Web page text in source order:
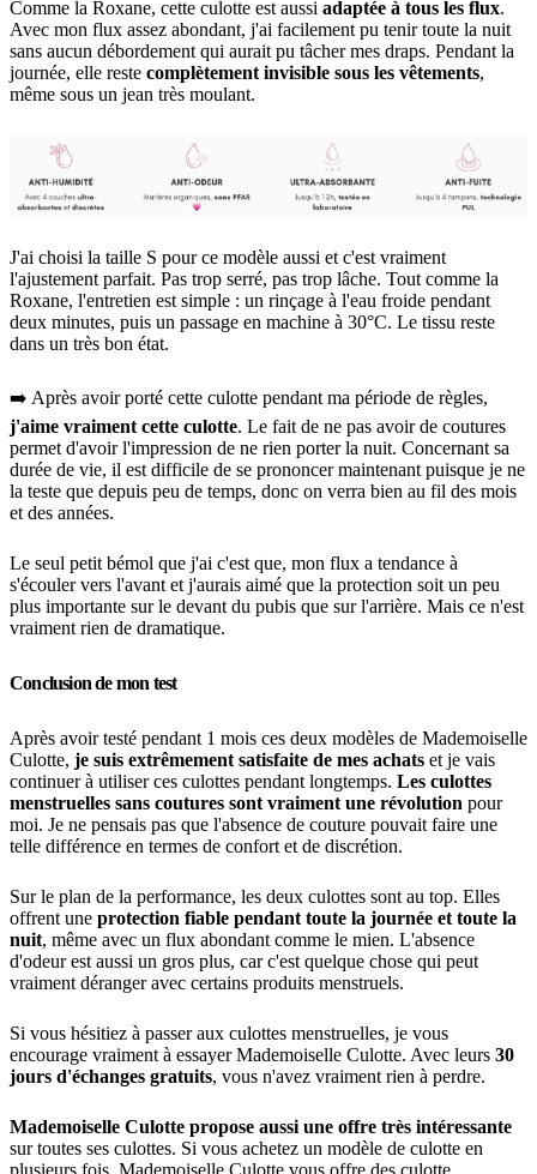
Comme la Roxane, cette culotte est aussi adaptée à tous les flux.
Avec mon flux assez abondant, j'ai facilement pu tenir toute la nuit
sans aucun débordement qui aurait pu tâcher mes draps. Pendant la
journée, elle reste complètement invisible sous les vêtements,
même sous un jean très moulant.
J'ai choisi la taille S pour ce modèle aussi et c'est vraiment
l'ajustement parfait. Pas trop serré, pas trop lâche. Tout comme la
Roxane, l'entretien est simple : un rinçage à l'eau froide pendant
deux minutes, puis un passage en machine à 30°C. Le tissu reste
dans un très bon état.
➡️ Après avoir porté cette culotte pendant ma période de règles,
j'aime vraiment cette culotte. Le fait de ne pas avoir de coutures
permet d'avoir l'impression de ne rien porter la nuit. Concernant sa
durée de vie, il est difficile de se prononcer maintenant puisque je ne
la teste que depuis peu de temps, donc on verra bien au fil des mois
et des années.
Le seul petit bémol que j'ai c'est que, mon flux a tendance à
s'écouler vers l'avant et j'aurais aimé que la protection soit un peu
plus importante sur le devant du pubis que sur l'arrière. Mais ce n'est
vraiment rien de dramatique.
Conclusion de mon test
Après avoir testé pendant 1 mois ces deux modèles de Mademoiselle
Culotte, je suis extrêmement satisfaite de mes achats et je vais
continuer à utiliser ces culottes pendant longtemps. Les culottes
menstruelles sans coutures sont vraiment une révolution pour
moi. Je ne pensais pas que l'absence de couture pouvait faire une
telle différence en termes de confort et de discrétion.
Sur le plan de la performance, les deux culottes sont au top. Elles
offrent une protection fiable pendant toute la journée et toute la
nuit, même avec un flux abondant comme le mien. L'absence
d'odeur est aussi un gros plus, car c'est quelque chose qui peut
vraiment déranger avec certains produits menstruels.
Si vous hésitiez à passer aux culottes menstruelles, je vous
encourage vraiment à essayer Mademoiselle Culotte. Avec leurs 30
jours d'échanges gratuits, vous n'avez vraiment rien à perdre.
Mademoiselle Culotte propose aussi une offre très intéressante
sur toutes ses culottes. Si vous achetez un modèle de culotte en
plusieurs fois, Mademoiselle Culotte vous offre des culotte